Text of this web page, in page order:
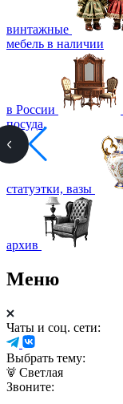
винтажные
мебель в наличии
в России
посуда,
статуэтки, вазы
архив
Меню
Чаты и соц. сети:
Выбрать тему:
Светлая
Звоните: